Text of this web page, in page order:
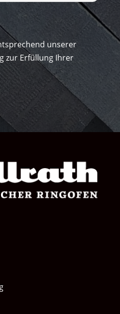
unserer
zur Erfüllung Ihrer